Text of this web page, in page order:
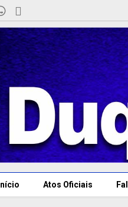
Início Atos Oficiais